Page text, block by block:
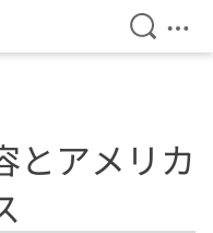
検索を
メ
とアメリカ